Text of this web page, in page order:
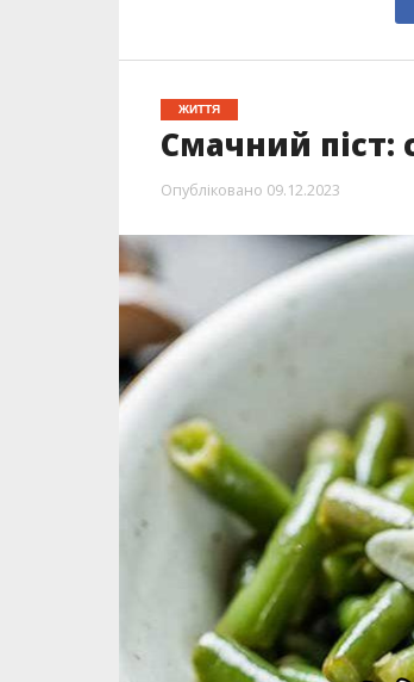
ЖИТТЯ
Смачний
Опубліковано 09.12.2023